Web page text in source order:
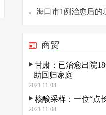
海口市1例治愈后的境外输入病例复
商贸
甘肃：已治愈出院
助回归家庭
2021-11-08
核酸采样：一位“点
2021-11-08